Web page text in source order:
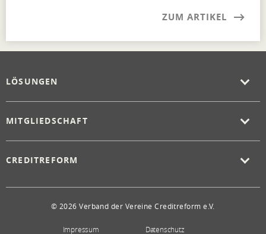
ZUM ARTIKEL
LÖSUNGEN
MITGLIEDSCHAFT
CREDITREFORM
© 2026 Verband der Vereine Creditreform e.V.
Impressum Datenschutz